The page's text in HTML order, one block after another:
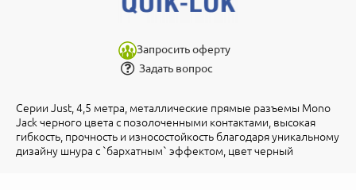
Запросить оферту
Задать вопрос
Серии Just, 4,5 метра, металлические прямые разъемы Mono
Jack черного цвета с позолоченными контактами, высокая
гибкость, прочность и износостойкость благодаря уникальному
дизайну шнура с `бархатным` эффектом, цвет черный